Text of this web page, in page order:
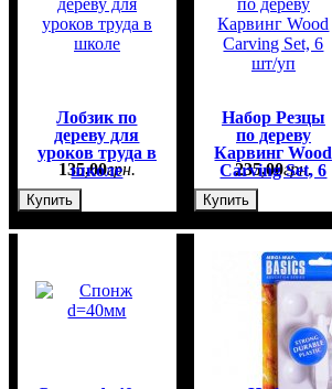
Лобзик по
дереву для
уроков труда в
школе
135,00грн.
Купить
Набор Резцы
по дереву
Карвинг Wood
Carving Set, 6
шт/уп
235,00грн.
Купить